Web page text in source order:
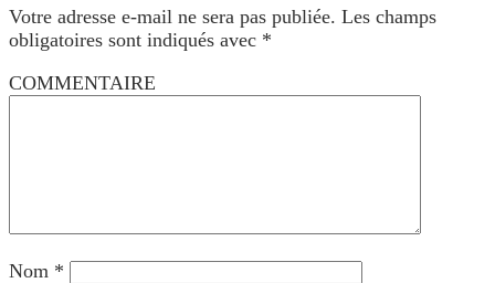
Votre adresse e-mail ne sera pas publiée. Les champs
obligatoires sont indiqués avec *
COMMENTAIRE
Nom *